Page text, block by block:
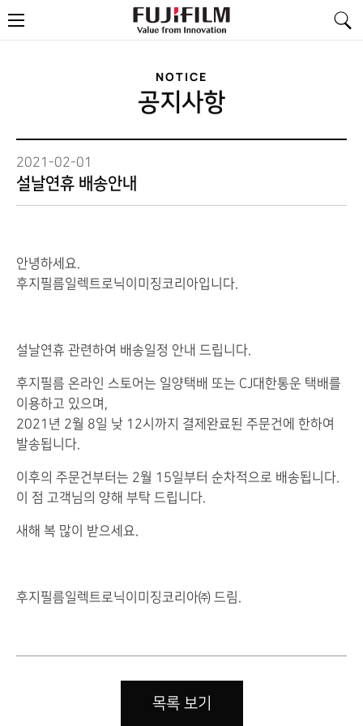
메
뉴
NOTICE
공지사항
2021-02-01
설날연휴 배송안내
안녕하세요.
후지필름일렉트로닉이미징코리아입니다.
설날연휴 관련하여 배송일정 안내 드립니다.
후지필름 온라인 스토어는 일양택배 또는 CJ대한통운 택배를
이용하고 있으며,
2021년 2월 8일 낮 12시까지 결제완료된 주문건에 한하여
발송됩니다.
이후의 주문건부터는 2월 15일부터 순차적으로 배송됩니다.
이 점 고객님의 양해 부탁 드립니다.
새해 복 많이 받으세요.
후지필름일렉트로닉이미징코리아㈜ 드림.
목록 보기